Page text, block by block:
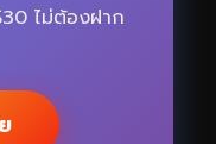
ไม่ต้องฝาก